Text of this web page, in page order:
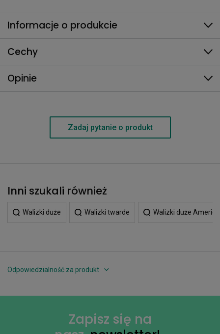
Informacje o produkcie
Cechy
Opinie
Zadaj pytanie o produkt
Inni szukali również
Walizki duże Walizki twarde Walizki duże
Odpowiedzialność za produkt
Zapisz się na